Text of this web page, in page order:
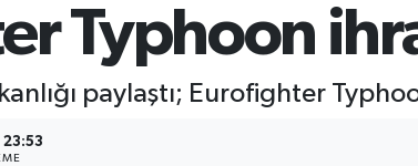
Typhoon
paylaştı; Eurofighter
23:53